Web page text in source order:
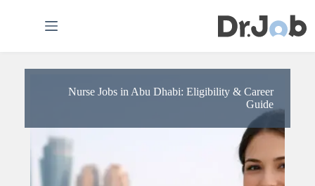
إلى
المحتوى
Nurse Jobs in Abu Dhabi: Eligibility & Career
Guide